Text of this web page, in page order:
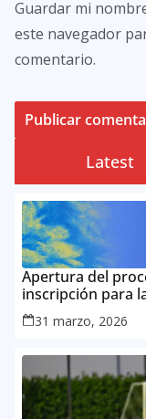
Guardar mi
este navegador
comentario.
Latest
Apertura del
inscripción para
Mundial de la FIFA
31 marzo, 2026